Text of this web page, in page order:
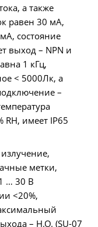
а также
равен 30 мА,
состояние
выход – NPN и
1 кГц,
< 5000Лк, а
–
RH, имеет IP65
метки,
… 30 В
<20%,
– Н.О. (SU-07